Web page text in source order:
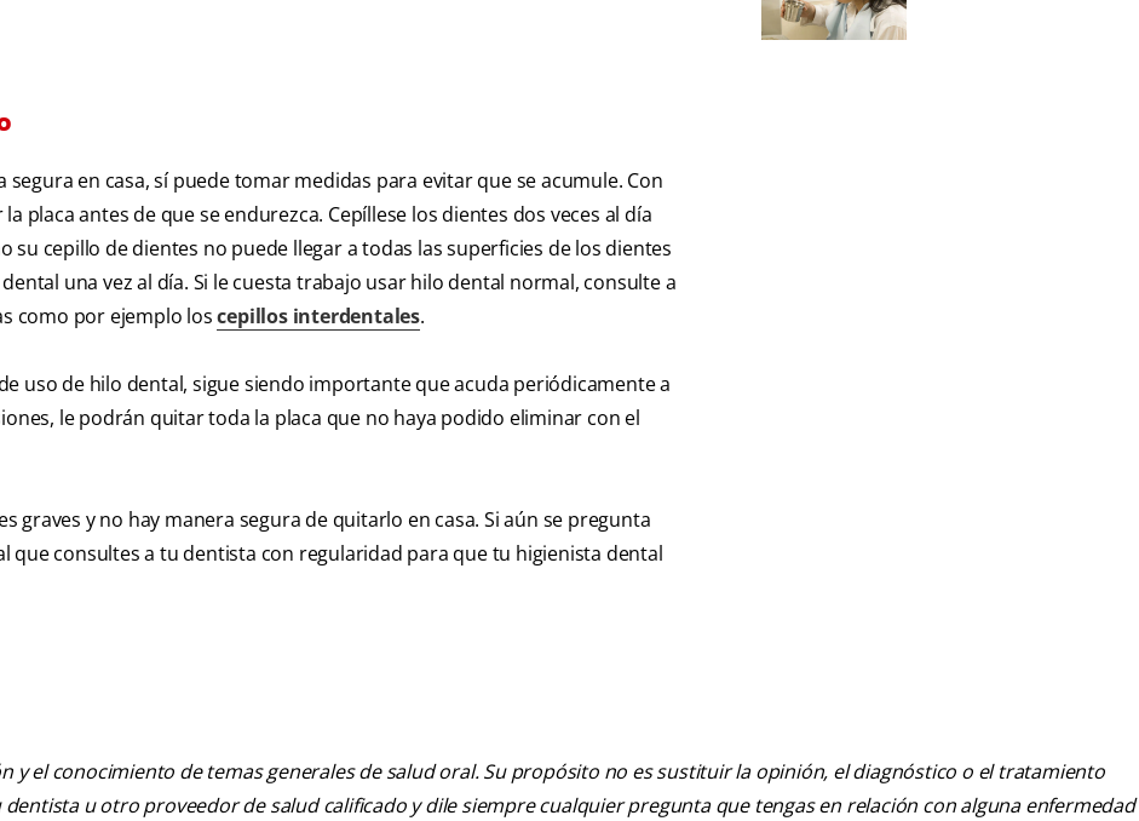
en casa, sí puede tomar medidas para evitar que se acumule. Con
placa antes de que se endurezca. Cepíllese los dientes dos veces al día
su cepillo de dientes no puede llegar a todas las superficies de los dientes
una vez al día. Si le cuesta trabajo usar hilo dental normal, consulte a
como por ejemplo loscepillos interdentales.
uso de hilo dental, sigue siendo importante que acuda periódicamente a
le podrán quitar toda la placa que no haya podido eliminar con el
graves y no hay manera segura de quitarlo en casa. Si aún se pregunta
que consultes a tu dentista con regularidad para que tu higienista dental
y el conocimiento de temas generales de salud oral. Su propósito no es sustituir la opinión, el diagnóstico o el tratamiento
u otro proveedor de salud calificado y dile siempre cualquier pregunta que tengas en relación con alguna enfermedad